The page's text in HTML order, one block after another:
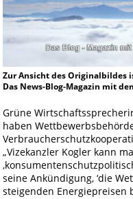
Zur Ansicht des Originalbildes
Das News-Blog-Magazin mit
Grüne
haben
„Vizekanzler Kogler kann
seine Ankündigung, ‘die
steigenden Energiepreisen